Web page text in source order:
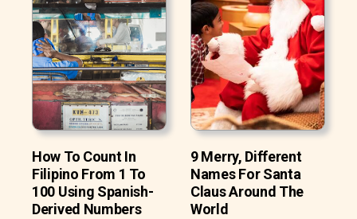
How To Count In
Filipino From 1 To
100 Using Spanish-
Derived Numbers
9 Merry, Different
Names For Santa
Claus Around The
World